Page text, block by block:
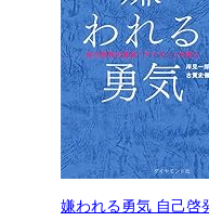
嫌われる勇気 自己啓